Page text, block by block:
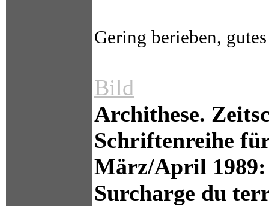
Gering berieben,
Bild
Archithese.
Schriftenreihe
März/April 1989:
Surcharge du